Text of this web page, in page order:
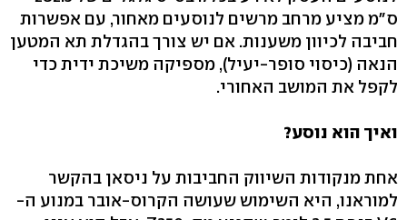
ס"מ מציע מרחב מרשים לנוסעים מאחור, עם אפשרות
חביבה לכיוון משענות. אם יש צורך בהגדלת תא המטען
הנאה (כיסוי סופר-יעיל), מספיקה משיכת ידית כדי
לקפל את המושב האחורי.
ואיך הוא נוסע?
אחת מנקודות השיווק החביבות על ניסאן בהקשר
למוראנו, היא השימוש שעושה הקרוס-אובר במנוע ה-